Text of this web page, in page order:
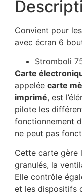
Convient pour
avec écran 6
Stromboli
Carte
appelée carte
imprimé, est
pilote les
fonctionnement
ne peut pas
Cette carte gère
granulés, la
Elle contrôle
et les dispositifs